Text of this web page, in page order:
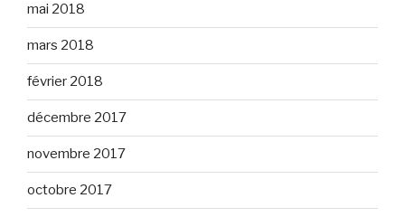
mai 2018
mars 2018
février 2018
décembre 2017
novembre 2017
octobre 2017